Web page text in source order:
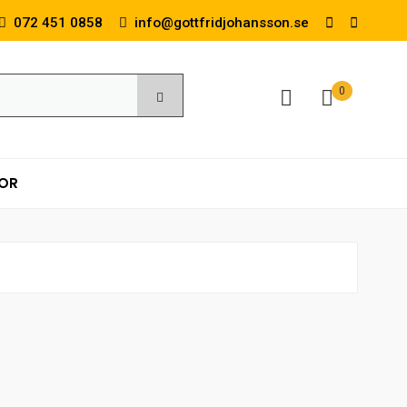
072 451 0858 info@gottfridjohansson.se
0